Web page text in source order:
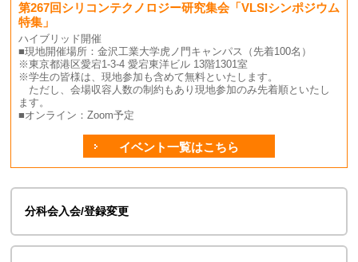
第267回シリコンテクノロジー研究集会「VLSIシンポジウム
特集」
ハイブリッド開催
■現地開催場所：金沢工業大学虎ノ門キャンパス（先着100名）
※東京都港区愛宕1-3-4 愛宕東洋ビル 13階1301室
※学生の皆様は、現地参加も含めて無料といたします。
ただし、会場収容人数の制約もあり現地参加のみ先着順といたし
ます。
■オンライン：Zoom予定
イベント一覧はこちら
分科会入会/登録変更